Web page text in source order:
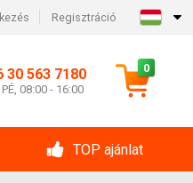
Regisztráció
30 563 7180
PÉ, 08:00 - 16:00
0
TOP ajánlat